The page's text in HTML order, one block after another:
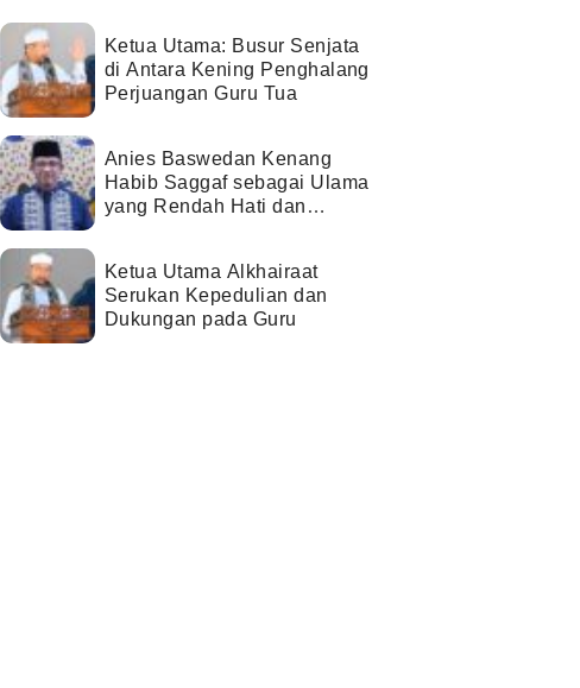
Ketua Utama: Busur Senjata
di Antara Kening Penghalang
Perjuangan Guru Tua
Anies Baswedan Kenang
Habib Saggaf sebagai Ulama
yang Rendah Hati dan
Ketua Utama Alkhairaat
Serukan Kepedulian dan
Dukungan pada Guru